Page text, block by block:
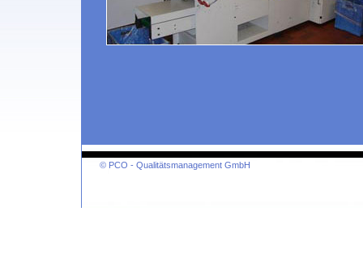
© PCO - Qualitätsmanagement GmbH